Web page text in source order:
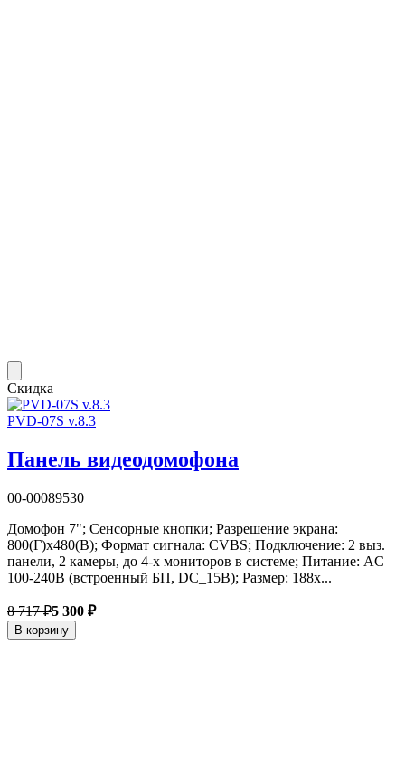
Скидка
PVD-07S v.8.3
Панель видеодомофона
00-00089530
Домофон 7"; Сенсорные кнопки; Разрешение экрана:
800(Г)x480(В); Формат сигнала: CVBS; Подключение: 2 выз.
панели, 2 камеры, до 4-х мониторов в системе; Питание: AC
100-240В (встроенный БП, DC_15В); Размер: 188x...
8 717 ₽5 300 ₽
В корзину